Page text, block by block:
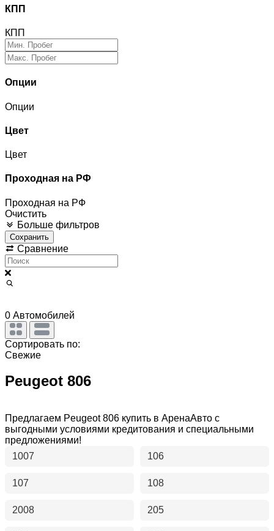
КПП
КПП
Опции
Опции
Цвет
Цвет
Проходная на РФ
Проходная на РФ
Очистить
Больше фильтров
Сохранить
Сравнение
0 Автомобилей
Сортировать по:
Свежие
Peugeot 806
Предлагаем Peugeot 806 купить в АренаАвто с
выгодными условиями кредитования и специальными
предложениями!
1007
106
107 108
2008 205